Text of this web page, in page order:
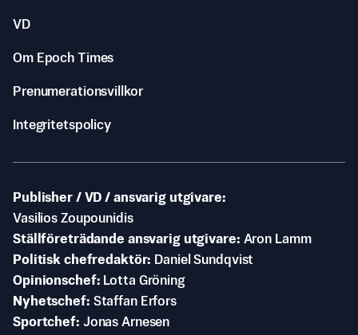
VD
Om Epoch Times
Prenumerationsvillkor
Integritetspolicy
Publisher / VD / ansvarig utgivare
Vasilios Zoupounidis
Ställföreträdande ansvarig utgivare Aron Lamm
Politisk chefredaktör
Daniel Sundqvist
Opinionschef
Lotta Gröning
Nyhetschef Staffan Erfors
Sportchef Jonas Arnesen